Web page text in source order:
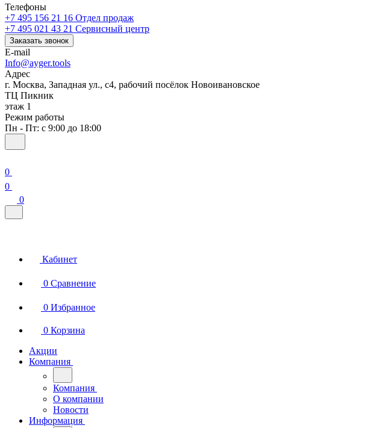
Телефоны
+7 495 156 21 16 Отдел продаж
+7 495 021 43 21 Cервисный центр
Заказать звонок
E-mail
Info@ayger.tools
Адрес
г. Москва, Западная ул., с4, рабочий посёлок Новоивановское
ТЦ Пикник
этаж 1
Режим работы
Пн - Пт: с 9:00 до 18:00
0
0
0
Кабинет
0 Сравнение
0 Избранное
0 Корзина
Акции
Компания
Компания
О компании
Новости
Информация